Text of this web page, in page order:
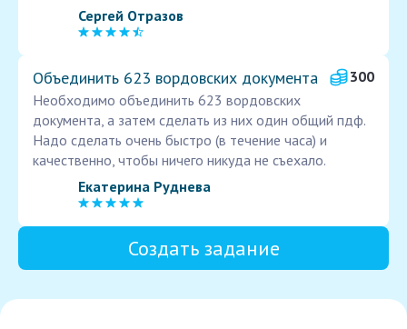
Сергей Отразов
Объединить 623 вордовских документа
300
Необходимо объединить 623 вордовских
документа, а затем сделать из них один общий пдф.
Надо сделать очень быстро (в течение часа) и
качественно, чтобы ничего никуда не съехало.
Екатерина Руднева
Создать задание